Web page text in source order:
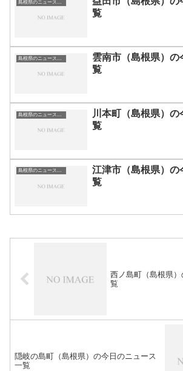
覧
雲南市（島根県）
覧
川本町（島根県）
覧
島根県のニュース一覧
江津市（島根県）の
覧
西ノ島町（島根県
覧
隠岐の島町（島根県）の今日のニュース
一覧